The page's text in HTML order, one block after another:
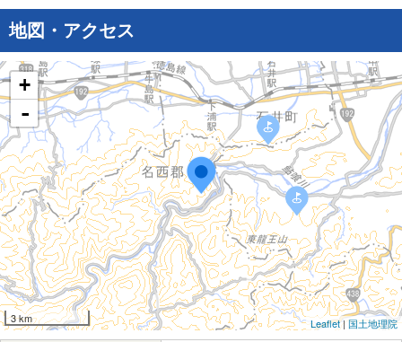
地図・アクセス
+
-
3 km Leaflet|国土地理院